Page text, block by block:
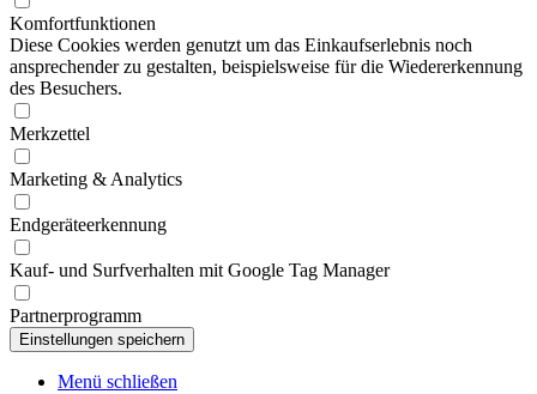
Komfortfunktionen
Diese Cookies werden genutzt um das Einkaufserlebnis noch
ansprechender zu gestalten, beispielsweise für die Wiedererkennung
des Besuchers.
Merkzettel
Marketing & Analytics
Endgeräteerkennung
Kauf- und Surfverhalten mit Google Tag Manager
Partnerprogramm
Menü schließen